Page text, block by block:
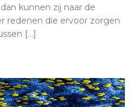
kunnen zij naar de
redenen die ervoor zorgen
[…]